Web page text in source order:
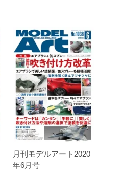
月刊モデルアート2020
年6月号